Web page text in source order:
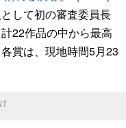
して初の審査委員長
22作品の中から最高
賞は、現地時間5月23